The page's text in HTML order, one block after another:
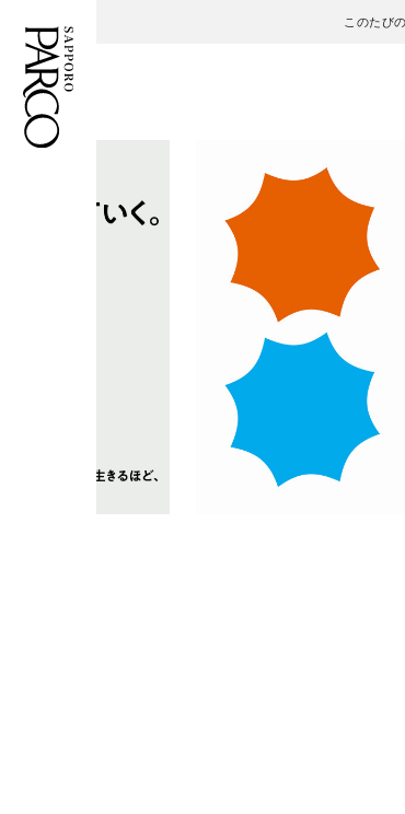
このたび
施設案内・アクセス
イベント・ポップアップ
レストラン・カフェ
繁体字